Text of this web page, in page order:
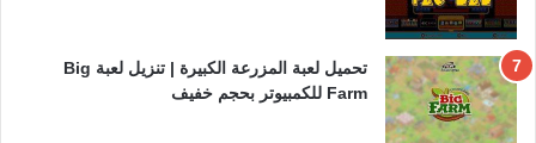
تحميل لعبة المزرعة الكبيرة | تنزيل لعبة Big
Farm للكمبيوتر بحجم خفيف